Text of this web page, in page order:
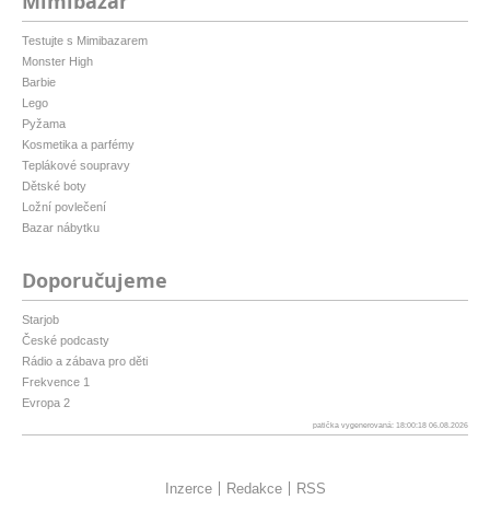
Testujte s Mimibazarem
Monster High
Barbie
Lego
Pyžama
Kosmetika a parfémy
Teplákové soupravy
Dětské boty
Ložní povlečení
Bazar nábytku
Doporučujeme
Starjob
České podcasty
Rádio a zábava pro děti
Frekvence 1
Evropa 2
patička vygenerovaná: 18:00:18 06.08.2026
Inzerce Redakce RSS